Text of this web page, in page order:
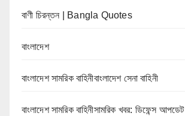
বাণী চিরন্তন | Bangla Quotes
বাংলাদেশ
বাংলাদেশ সামরিক বাহিনীবাংলাদেশ সেনা বাহিনী
বাংলাদেশ সামরিক বাহিনীসামরিক খবর: ডিফেন্স আপডেট